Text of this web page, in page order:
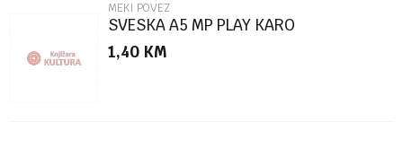
MEKI POVEZ
SVESKA A5 MP PLAY KARO
1,40 KM